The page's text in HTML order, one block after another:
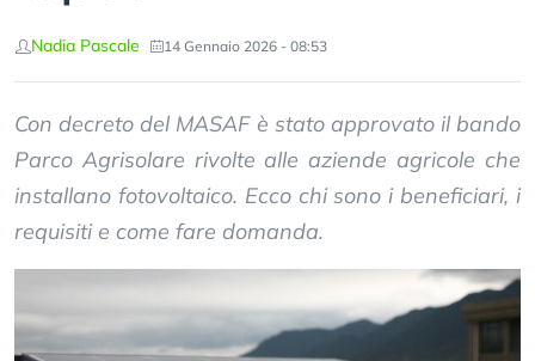
Nadia Pascale 14 Gennaio 2026 - 08:53
Con decreto del MASAF è stato approvato il bando
Parco Agrisolare rivolte alle aziende agricole che
installano fotovoltaico. Ecco chi sono i beneficiari, i
requisiti e come fare domanda.